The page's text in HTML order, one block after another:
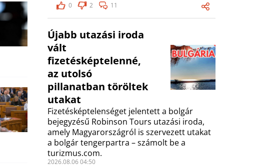
0
2 11
Újabb utazási iroda
vált
fizetésképtelenné,
az utolsó
pillanatban töröltek
utakat
Fizetésképtelenséget jelentett a bolgár
bejegyzésű Robinson Tours utazási iroda,
amely Magyarországról is szervezett utakat
a bolgár tengerpartra – számolt be a
turizmus.com.
2026.08.06 04:50